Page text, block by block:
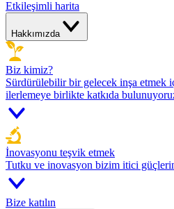
Etkileşimli harita
Hakkımızda
Biz kimiz?
Sürdürülebilir bir gelecek inşa etmek
ilerlemeye birlikte katkıda
İnovasyonu teşvik etmek
Tutku ve inovasyon bizim itici
Bize katılın